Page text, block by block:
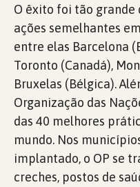
O êxito foi tão
ações semelhantes
entre elas Barcelona
Toronto (Canadá),
Bruxelas (Bélgica).
Organização das
das 40 melhores
mundo. Nos
implantado, o OP se
creches, postos de